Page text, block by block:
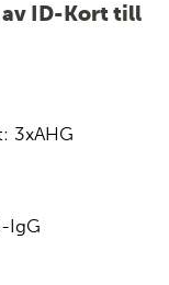
av ID-Kort till
3xAHG
IgG